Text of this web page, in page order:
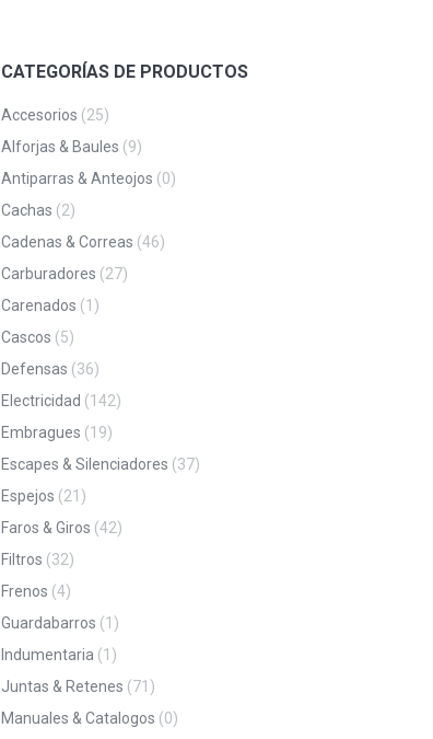
CATEGORÍAS DE PRODUCTOS
Accesorios (25)
Alforjas & Baules (9)
Antiparras & Anteojos (0)
Cachas (2)
Cadenas & Correas (46)
Carburadores (27)
Carenados (1)
Cascos (5)
Defensas (36)
Electricidad (142)
Embragues (19)
Escapes & Silenciadores (37)
Espejos (21)
Faros & Giros (42)
Filtros (32)
Frenos (4)
Guardabarros (1)
Indumentaria (1)
Juntas & Retenes (71)
Manuales & Catalogos (0)